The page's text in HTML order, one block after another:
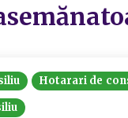
Hotarari de